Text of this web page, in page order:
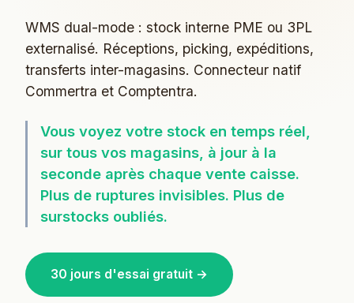
WMS dual-mode : stock interne PME ou 3PL
externalisé. Réceptions, picking, expéditions,
transferts inter-magasins. Connecteur natif
Commertra et Comptentra.
Vous voyez votre stock en temps réel,
sur tous vos magasins, à jour à la
seconde après chaque vente caisse.
Plus de ruptures invisibles. Plus de
surstocks oubliés.
30 jours d'essai gratuit →